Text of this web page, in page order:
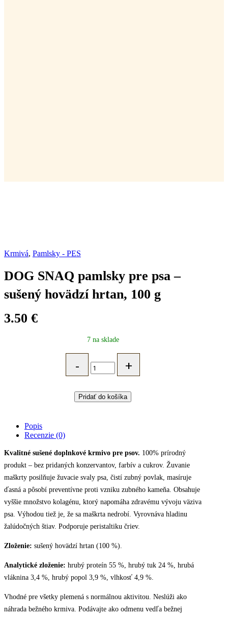
Krmivá, Pamlsky - PES
DOG SNAQ pamlsky pre psa –
sušený hovädzí hrtan, 100 g
3.50 €
7 na sklade
SNAQ
pamlsky
psa
g
quantity
Pridať do košíka
Popis
Recenzie (0)
Kvalitné sušené doplnkové krmivo pre psov. 100% prírodný
produkt – bez pridaných konzervantov, farbív a cukrov. Žuvanie
maškrty posilňuje žuvacie svaly psa, čistí zubný povlak, masíruje
ďasná a pôsobí preventívne proti vzniku zubného kameňa. Obsahuje
vyššie množstvo kolagénu, ktorý napomáha zdravému vývoju väziva
psa. Výhodou tiež je, že sa maškrta nedrobí. Vyrovnáva hladinu
žalúdočných štiav. Podporuje peristaltiku čriev.
Zloženie: sušený hovädzí hrtan (100 %).
Analytické zloženie: hrubý proteín 55 %, hrubý tuk 24 %, hrubá
vláknina 3,4 %, hrubý popol 3,9 %, vlhkosť 4,9 %.
Vhodné pre všetky plemená s normálnou aktivitou. Neslúži ako
náhrada bežného krmiva. Podávajte ako odmenu vedľa bežnej